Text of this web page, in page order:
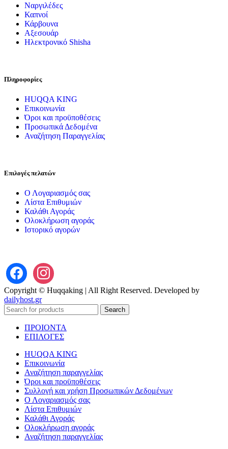
Ναργιλέδες
Καπνοί
Κάρβουνα
Αξεσουάρ
Ηλεκτρονικό Shisha
Πληροφορίες
HUQQA KING
Επικοινωνία
Όροι και προϋποθέσεις
Προσωπικά Δεδομένα
Αναζήτηση Παραγγελίας
Επιλογές πελατών
Ο Λογαριασμός σας
Λίστα Επιθυμιών
Καλάθι Αγοράς
Ολοκλήρωση αγοράς
Ιστορικό αγορών
Copyright © Huqqaking | All Right Reserved. Developed by
dailyhost.gr
Search
ΠΡΟΙΟΝΤΑ
ΕΠΙΛΟΓΕΣ
HUQQA KING
Επικοινωνία
Αναζήτηση παραγγελίας
Όροι και προϋποθέσεις
Συλλογή και χρήση Προσωπικών Δεδομένων
Ο Λογαριασμός σας
Λίστα Επιθυμιών
Καλάθι Αγοράς
Ολοκλήρωση αγοράς
Αναζήτηση παραγγελίας